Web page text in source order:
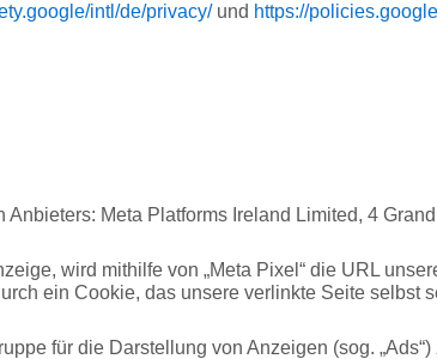
/intl/de/privacy/und https://
Meta Platforms Ireland Limited, 4
wird mithilfe von „Meta Pixel“ die URL
ein Cookie, das unsere verlinkte Seite selbst
für die Darstellung von Anzeigen (sog. „Ads“)